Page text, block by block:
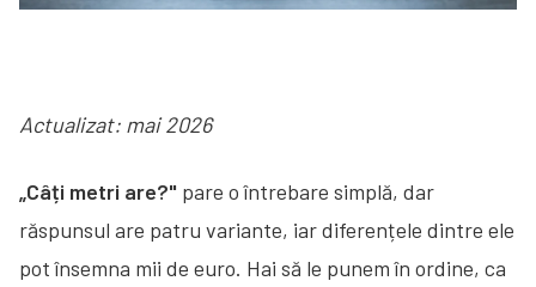
Actualizat: mai 2026
„Câți metri are?" pare o întrebare simplă, dar
răspunsul are patru variante, iar diferențele dintre ele
pot însemna mii de euro. Hai să le punem în ordine, ca